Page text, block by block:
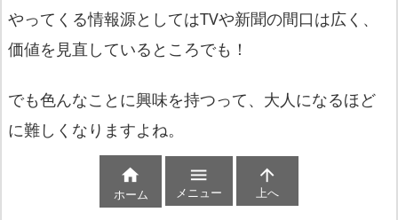
やってくる情報源としてはTVや新聞の間口は広く、
価値を見直しているところでも！
でも色んなことに興味を持つって、 大人になるほど
に難しくなりますよね。

ホーム

メニュー

上へ